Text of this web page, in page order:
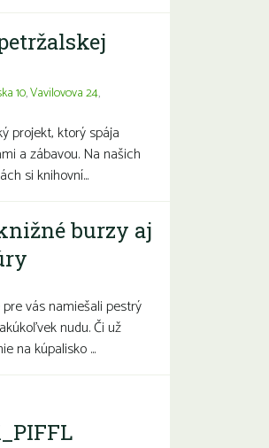
10,Vavilovova 24,
projekt, ktorý spája
a zábavou. Na našich
si knihovní...
burzy aj
vás namiešali pestrý
nudu. Či už
na kúpalisko ...